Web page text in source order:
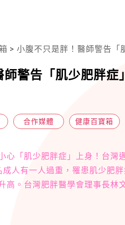
> 小腹不只是胖！醫師警告「
警告「肌少肥胖症
合作媒體 健康百寶箱
心「肌少肥胖症」上身！台灣
人有一人過重，罹患肌少肥
高。台灣肥胖醫學會理事長林